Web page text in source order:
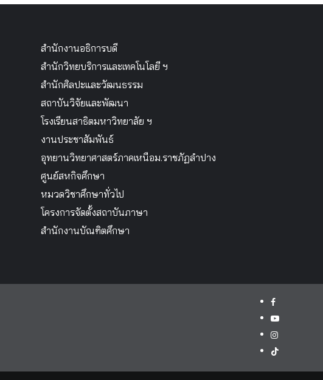
สำนักงานอธิการบดี
สำนักวิทยบริการและเทคโนโลยี ฯ
สำนักศิลปะและวัฒนธรรม
สถาบันวิจัยและพัฒนา
โรงเรียนสาธิตมหาวิทยาลัย ฯ
งานประชาสัมพันธ์
อุทยานวิทยาศาสตร์ภาคเหนือม.ราชภัฏลำปาง
ศูนย์สหกิจศึกษา
หมวดวิชาศึกษาทั่วไป
โครงการจัดตั้งสถาบันภาษา
สำนักงานบัณฑิตศึกษา
facebook
youtube
instagram
tiktok